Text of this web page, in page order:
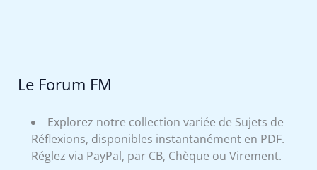
Le Forum FM
Explorez notre collection variée de Sujets de
Réflexions, disponibles instantanément en PDF.
Réglez via PayPal, par CB, Chèque ou Virement.